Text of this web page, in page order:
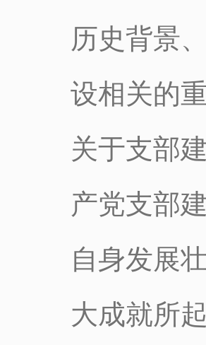
历史背景
设相关的
关于支部
产党支部
自身发展
大成就所